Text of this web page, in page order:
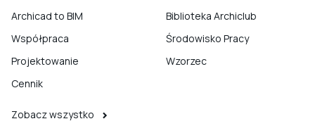
Archicad to BIM
Współpraca
Projektowanie
Cennik
Zobacz wszystko
Biblioteka Archiclub
Środowisko Pracy
Wzorzec